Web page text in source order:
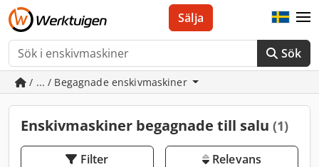
Sök
Sälja
/ ... / Begagnade enskivmaskiner
Enskivmaskiner begagnade till salu (1)
Filter Relevans